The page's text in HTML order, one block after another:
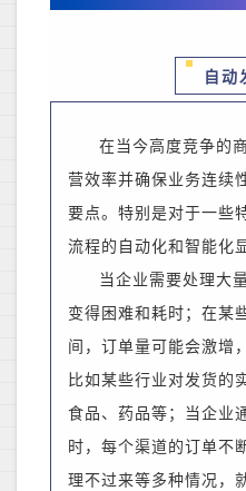
自动
在当今高度竞争的
营效率并确保业务连续
要点。特别是对于一些
流程的自动化和智能化
当企业需要处理大
变得困难和耗时 ； 在某
间，订单量可能会激增
比如 某些行业对发货的
食品、药品等 ；
当企业
时，每个渠道的订单不
理不过来等多种情况，